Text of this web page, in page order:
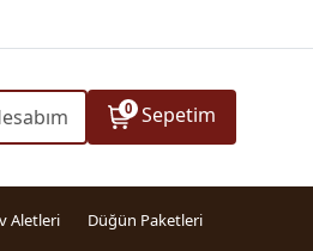
0 Sepetim
Aletleri Düğün Paketleri